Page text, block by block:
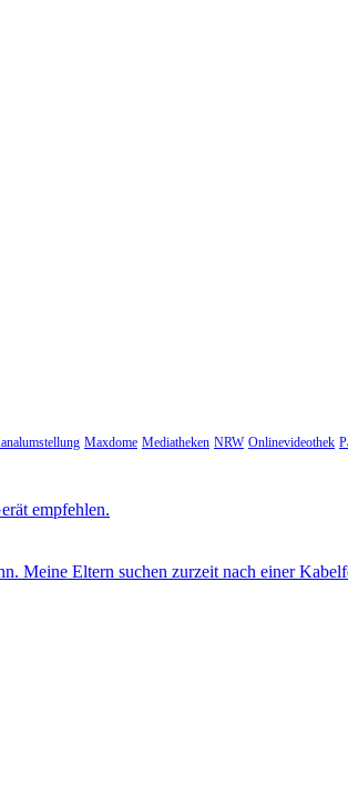
Maxdome Mediatheken NRW Onlinevideothek
empfehlen.
Meine Eltern suchen zurzeit nach einer